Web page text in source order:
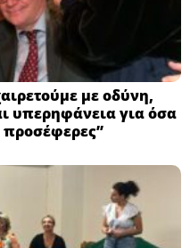
με οδύνη,
υπερηφάνεια για όσα